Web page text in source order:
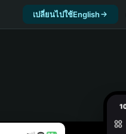
เปลี่ยนไปใช้English